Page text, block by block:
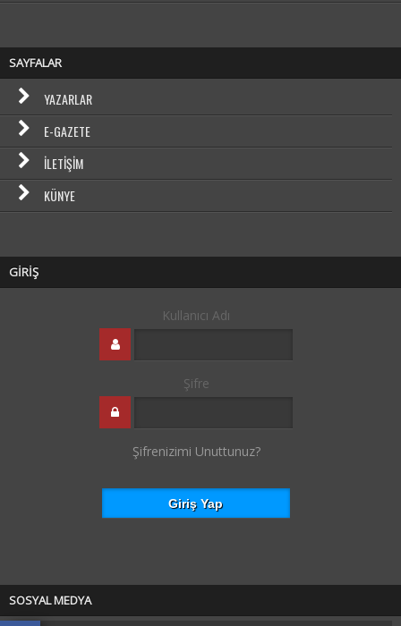
SAYFALAR
YAZARLAR
E-GAZETE
İLETIŞIM
KÜNYE
GİRİŞ
Kullanıcı Adı
Şifre
Şifrenizimi Unuttunuz?
SOSYAL MEDYA